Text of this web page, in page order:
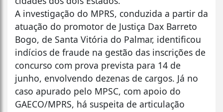
A investigação do MPRS, conduzida a partir da
atuação do promotor de Justiça Dax Barreto
Bogo, de Santa Vitória do Palmar, identificou
indícios de fraude na gestão das inscrições de
concurso com prova prevista para 14 de
junho, envolvendo dezenas de cargos. Já no
caso apurado pelo MPSC, com apoio do
GAECO/MPRS, há suspeita de articulação